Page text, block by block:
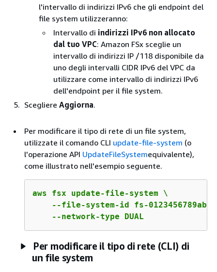
l'intervallo di indirizzi IPv6 che gli endpoint del
file system utilizzeranno:
Intervallo di indirizzi IPv6 non allocato
dal tuo VPC: Amazon FSx sceglie un
intervallo di indirizzi IP /118 disponibile da
uno degli intervalli CIDR IPv6 del VPC da
utilizzare come intervallo di indirizzi IPv6
dell'endpoint per il file system.
Scegliere Aggiorna.
Per modificare il tipo di rete di un file system,
utilizzate il comando CLI update-file-system (o
l'operazione API UpdateFileSystemequivalente),
come illustrato nell'esempio seguente.
aws fsx update-file-system \
--file-system-id fs-
    --network-type DUAL
Per modificare il tipo di rete (CLI) di
un file system